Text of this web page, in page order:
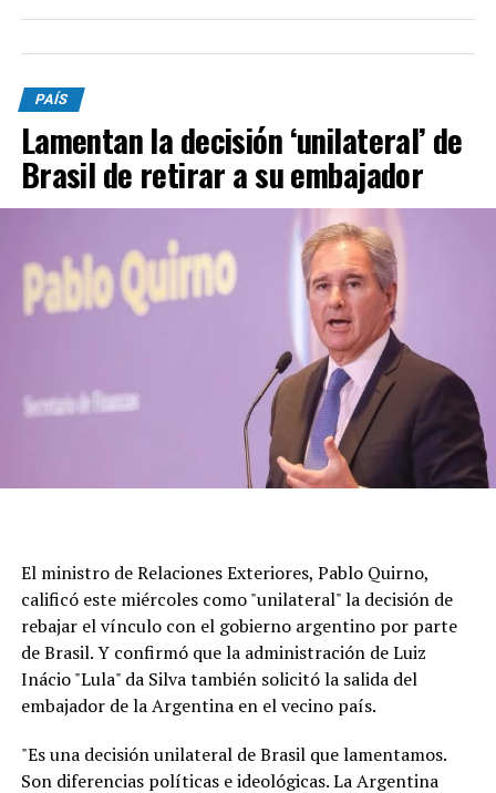
PAÍS
Lamentan la decisión ‘unilateral’ de
Brasil de retirar a su embajador
El ministro de Relaciones Exteriores, Pablo Quirno,
calificó este miércoles como "unilateral" la decisión de
rebajar el vínculo con el gobierno argentino por parte
de Brasil. Y confirmó que la administración de Luiz
Inácio "Lula" da Silva también solicitó la salida del
embajador de la Argentina en el vecino país.
"Es una decisión unilateral de Brasil que lamentamos.
Son diferencias políticas e ideológicas. La Argentina